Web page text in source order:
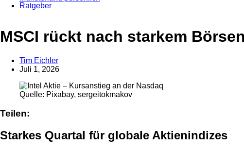
Ratgeber
Anzeige
MSCI rückt nach starkem
Tim Eichler
Juli 1, 2026
Quelle: Pixabay, sergeitokmakov
Teilen:
Starkes Quartal für globale Aktienindizes